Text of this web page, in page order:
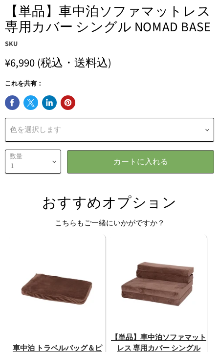
【単品】車中泊ソファマットレス
専用カバー シングル NOMAD BASE
SKU
¥6,990(税込・送料込)
これを共有：
色を選択します
数量 カートに入れる
おすすめオプション
こちらもご一緒にいかがですか？
車中泊 トラベルバッグ＆ピ
【単品】車中泊ソファマット
レス 専用カバー シングル